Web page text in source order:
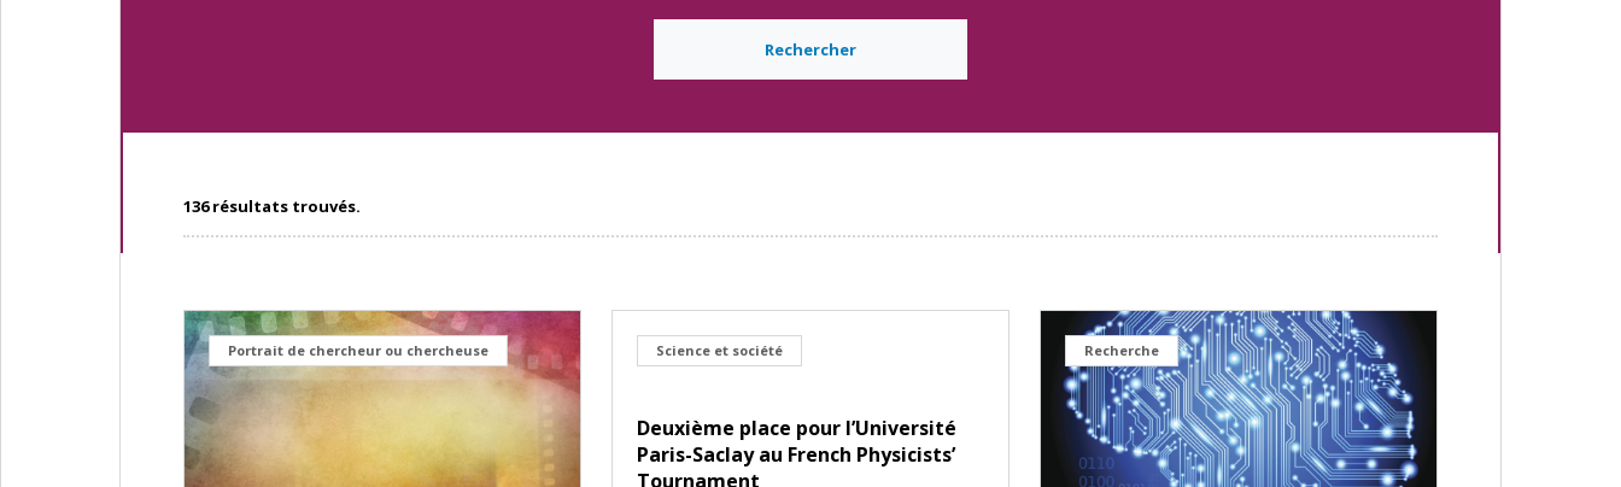
Rechercher
136 résultats trouvés.
Portrait de chercheur ou chercheuse Science et société
Deuxième place pour l’Université
Paris-Saclay au French Physicists’
Tournament
Recherche